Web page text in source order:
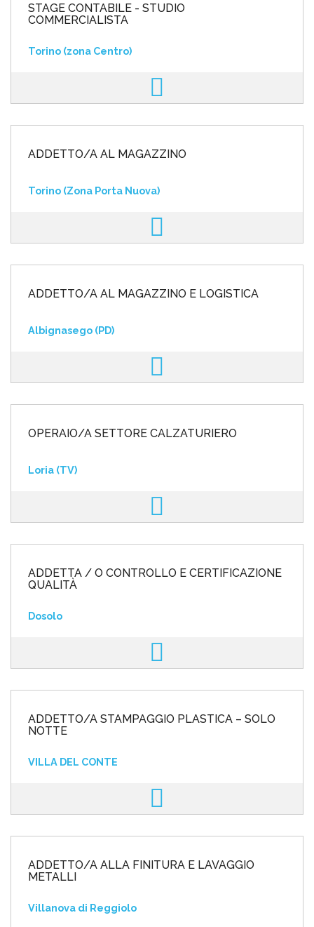
STAGE CONTABILE - STUDIO
COMMERCIALISTA
Torino (zona Centro)
ADDETTO/A AL MAGAZZINO
Torino (Zona Porta Nuova)
ADDETTO/A AL MAGAZZINO E LOGISTICA
Albignasego (PD)
OPERAIO/A SETTORE CALZATURIERO
Loria (TV)
ADDETTA / O CONTROLLO E CERTIFICAZIONE
QUALITÀ
Dosolo
ADDETTO/A STAMPAGGIO PLASTICA – SOLO
NOTTE
VILLA DEL CONTE
ADDETTO/A ALLA FINITURA E LAVAGGIO
METALLI
Villanova di Reggiolo